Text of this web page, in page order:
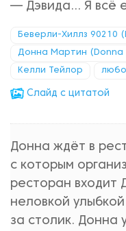
— Дэвида… Я всё
Беверли-Хиллз 90210
Донна Мартин (Donna
Келли Тейлор
Cлайд с цитатой
Донна ждёт в
с которым
ресторан входит
неловкой
за столик. Донна